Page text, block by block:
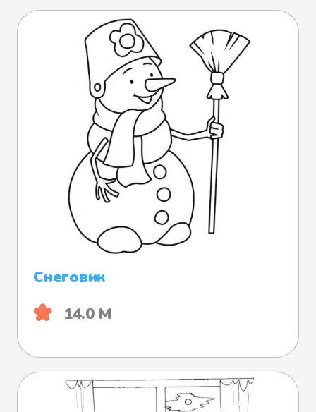
Снеговик
14.0 М